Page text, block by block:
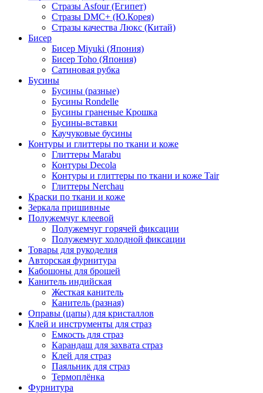
Стразы Asfour (Египет)
Стразы DMC+ (Ю.Корея)
Стразы качества Люкс (Китай)
Бисер
Бисер Miyuki (Япония)
Бисер Toho (Япония)
Сатиновая рубка
Бусины
Бусины (разные)
Бусины Rondelle
Бусины граненые Крошка
Бусины-вставки
Каучуковые бусины
Контуры и глиттеры по ткани и коже
Глиттеры Marabu
Контуры Decola
Контуры и глиттеры по ткани и коже Tair
Глиттеры Nerchau
Краски по ткани и коже
Зеркала пришивные
Полужемчуг клеевой
Полужемчуг горячей фиксации
Полужемчуг холодной фиксации
Товары для рукоделия
Авторская фурнитура
Кабошоны для брошей
Канитель индийская
Жесткая канитель
Канитель (разная)
Оправы (цапы) для кристаллов
Клей и инструменты для страз
Емкость для страз
Карандаш для захвата страз
Клей для страз
Паяльник для страз
Термоплёнка
Фурнитура